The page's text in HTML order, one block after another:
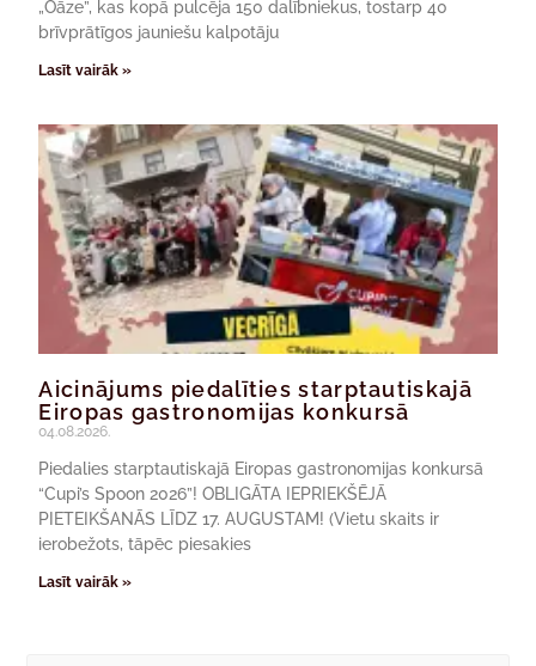
„Oāze”, kas kopā pulcēja 150 dalībniekus, tostarp 40
brīvprātīgos jauniešu kalpotāju
Lasīt vairāk »
Aicinājums piedalīties starptautiskajā
Eiropas gastronomijas konkursā
04.08.2026.
Piedalies starptautiskajā Eiropas gastronomijas konkursā
“Cupi’s Spoon 2026”! OBLIGĀTA IEPRIEKŠĒJĀ
PIETEIKŠANĀS LĪDZ 17. AUGUSTAM! (Vietu skaits ir
ierobežots, tāpēc piesakies
Lasīt vairāk »